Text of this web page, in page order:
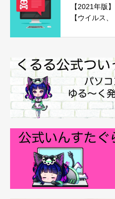
【2021年版
【ウイルス